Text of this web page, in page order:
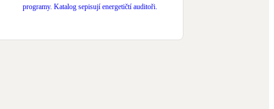
programy. Katalog sepisují energetičtí auditoři.